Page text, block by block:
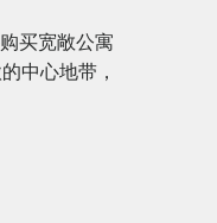
买宽敞公寓
中心地带，